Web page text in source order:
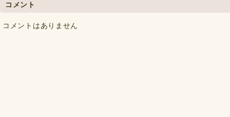
コメント
コメントはありません